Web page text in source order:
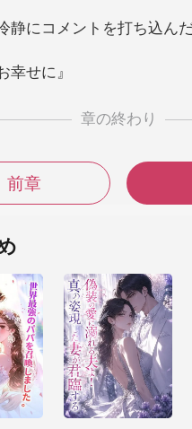
にコメントを
幸
章の終わり
前章